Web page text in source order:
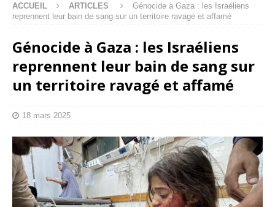
ACCUEIL ARTICLES
Génocide à Gaza : les Israéliens
reprennent leur bain de sang sur un territoire ravagé et affamé
Génocide à Gaza : les Israéliens
reprennent leur bain de sang sur
un territoire ravagé et affamé
18 mars 2025